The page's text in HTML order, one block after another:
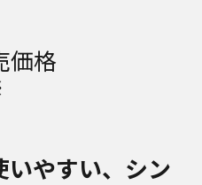
価格
いやすい、シン